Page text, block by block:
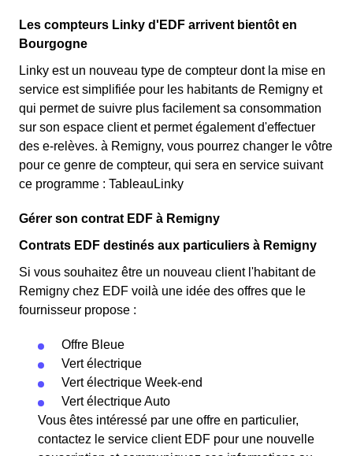
Les compteurs Linky d'EDF arrivent bientôt en
Bourgogne
Linky est un nouveau type de compteur dont la mise en
service est simplifiée pour les habitants de Remigny et
qui permet de suivre plus facilement sa consommation
sur son espace client et permet également d'effectuer
des e-relèves. à Remigny, vous pourrez changer le vôtre
pour ce genre de compteur, qui sera en service suivant
ce programme : TableauLinky
Gérer son contrat EDF à Remigny
Contrats EDF destinés aux particuliers à Remigny
Si vous souhaitez être un nouveau client l'habitant de
Remigny chez EDF voilà une idée des offres que le
fournisseur propose :
Offre Bleue
Vert électrique
Vert électrique Week-end
Vert électrique Auto
Vous êtes intéressé par une offre en particulier,
contactez le service client EDF pour une nouvelle